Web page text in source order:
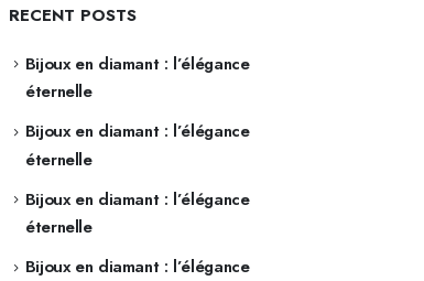
RECENT POSTS
Bijoux en diamant : l’élégance
éternelle
Bijoux en diamant : l’élégance
éternelle
Bijoux en diamant : l’élégance
éternelle
Bijoux en diamant : l’élégance